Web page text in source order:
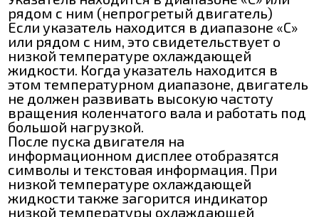
рядом с ним (непрогретый двигатель)
Если указатель находится в диапазоне «C»
или рядом с ним, это свидетельствует о
низкой температуре охлаждающей
жидкости. Когда указатель находится в
этом температурном диапазоне, двигатель
не должен развивать высокую частоту
вращения коленчатого вала и работать под
большой нагрузкой.
После пуска двигателя на
информационном дисплее отобразятся
символы и текстовая информация. При
низкой температуре охлаждающей
жидкости также загорится индикатор
низкой температуры охлаждающей